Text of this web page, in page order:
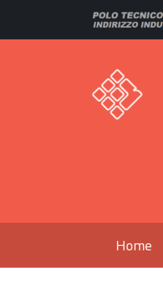
Home